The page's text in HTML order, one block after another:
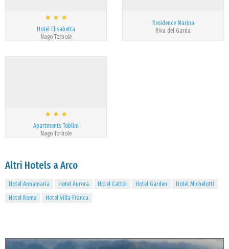
Hotel Elisabetta
Nago Torbole
Residence Marina
Riva del Garda
Apartments Toblini
Nago Torbole
Altri Hotels a Arco
Hotel Annamaria Hotel Aurora Hotel Cattoi Hotel Garden
Hotel Michelotti
Hotel Roma
Hotel Villa Franca